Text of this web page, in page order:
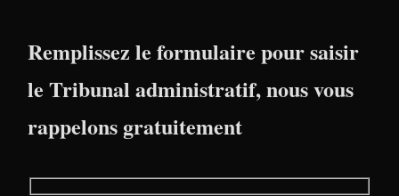
Remplissez le formulaire pour saisir
le Tribunal administratif, nous vous
rappelons gratuitement